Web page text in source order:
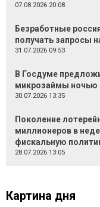
07.08.2026 20:08
Безработные
получать запросы
31.07.2026 09:53
В Госдуме
микрозаймы ночью
30.07.2026 13:35
Поколение
миллионеров в
фискальную
28.07.2026 13:05
Картина дня